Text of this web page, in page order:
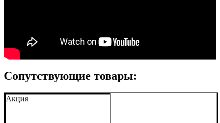
Сопутствующие товары:
Акция